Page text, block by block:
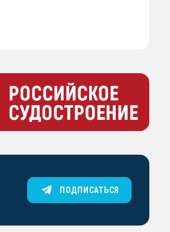
ПОДПИСАТЬСЯ